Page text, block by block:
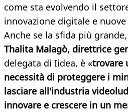
come sta evolvendo il
innovazione digitale e
Anche se la sfida più
Thalita Malagò, direttrice
delegata di Iidea, è «trovare
necessità di proteggere i
lasciare all'industria
innovare e crescere in un